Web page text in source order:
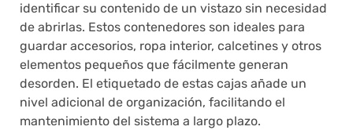
identificar su contenido de un vistazo sin necesidad
de abrirlas. Estos contenedores son ideales para
guardar accesorios, ropa interior, calcetines y otros
elementos pequeños que fácilmente generan
desorden. El etiquetado de estas cajas añade un
nivel adicional de organización, facilitando el
mantenimiento del sistema a largo plazo.